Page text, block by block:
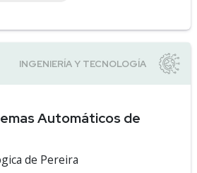
Automáticos de
de Pereira